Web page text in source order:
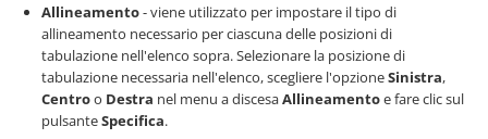
Allineamento- viene utilizzato per impostare il tipo di
allineamento necessario per ciascuna delle posizioni di
tabulazione nell'elenco sopra. Selezionare la posizione di
tabulazione necessaria nell'elenco, scegliere l'opzioneSinistra,
Centroo Destra nel menu a discesaAllineamentoe fare clic sul
pulsanteSpecifica.